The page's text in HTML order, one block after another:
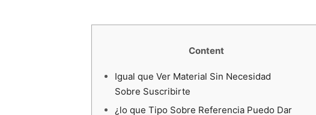
Content
Igual que Ver Material Sin Necesidad
Sobre Suscribirte
¿lo que Tipo Sobre Referencia Puedo Dar